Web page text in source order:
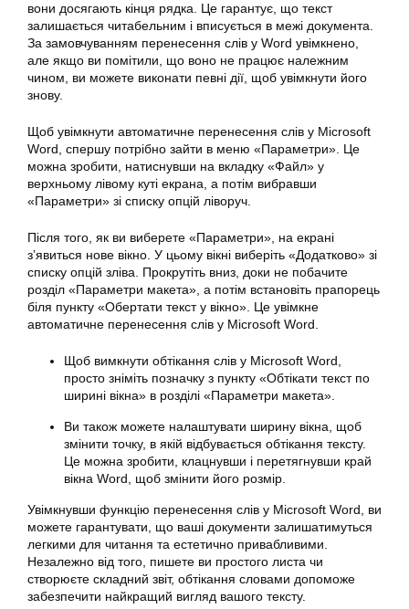
вони досягають кінця рядка. Це гарантує, що текст
залишається читабельним і вписується в межі документа.
За замовчуванням перенесення слів у Word увімкнено,
але якщо ви помітили, що воно не працює належним
чином, ви можете виконати певні дії, щоб увімкнути його
знову.
Щоб увімкнути автоматичне перенесення слів у Microsoft
Word, спершу потрібно зайти в меню «Параметри». Це
можна зробити, натиснувши на вкладку «Файл» у
верхньому лівому куті екрана, а потім вибравши
«Параметри» зі списку опцій ліворуч.
Після того, як ви виберете «Параметри», на екрані
з’явиться нове вікно. У цьому вікні виберіть «Додатково» зі
списку опцій зліва. Прокрутіть вниз, доки не побачите
розділ «Параметри макета», а потім встановіть прапорець
біля пункту «Обертати текст у вікно». Це увімкне
автоматичне перенесення слів у Microsoft Word.
Щоб вимкнути обтікання слів у Microsoft Word,
просто зніміть позначку з пункту «Обтікати текст по
ширині вікна» в розділі «Параметри макета».
Ви також можете налаштувати ширину вікна, щоб
змінити точку, в якій відбувається обтікання тексту.
Це можна зробити, клацнувши і перетягнувши край
вікна Word, щоб змінити його розмір.
Увімкнувши функцію перенесення слів у Microsoft Word, ви
можете гарантувати, що ваші документи залишатимуться
легкими для читання та естетично привабливими.
Незалежно від того, пишете ви простого листа чи
створюєте складний звіт, обтікання словами допоможе
забезпечити найкращий вигляд вашого тексту.